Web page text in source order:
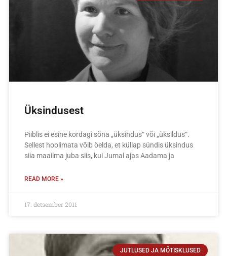
Üksindusest
Piiblis ei esine kordagi sõna „üksindus“ või „üksildus“.
Sellest hoolimata võib öelda, et küllap sündis üksindus
siia maailma juba siis, kui Jumal ajas Aadama ja
READ MORE »
17. detsember 2011
JUTLUSED JA MÕTISKLUSED